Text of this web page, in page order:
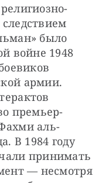
было
войне 1948
армии.
премьер-
аль-
В 1984 году
принимать
— несмотря